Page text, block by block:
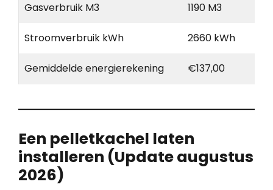
Gasverbruik M3 1190 M3
Stroomverbruik kWh 2660 kWh
Gemiddelde energierekening €137,00
Een pelletkachel laten
installeren (Update augustus
2026)